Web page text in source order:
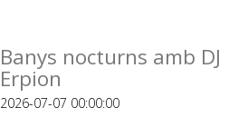
Banys nocturns amb DJ
Erpion
2026-07-07 00:00:00